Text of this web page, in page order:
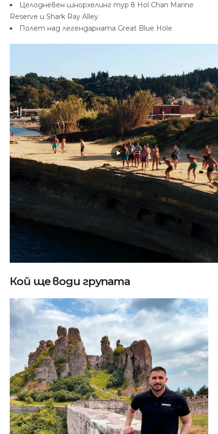
Целодневен шнорхелинг тур в Hol Chan Marine
Reserve и Shark Ray Alley
Полет над легендарната Great Blue Hole
Кой ще води групата